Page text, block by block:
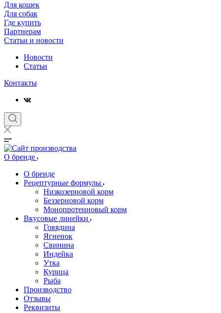
Для кошек
Для собак
Где купить
Партнерам
Статьи и новости
Новости
Статьи
Контакты
О бренде
О бренде
Рецептурные формулы
Низкозерновой корм
Беззерновой корм
Монопротеиновый корм
Вкусовые линейки
Говядина
Ягненок
Свинина
Индейка
Утка
Курица
Рыба
Производство
Отзывы
Реквизиты